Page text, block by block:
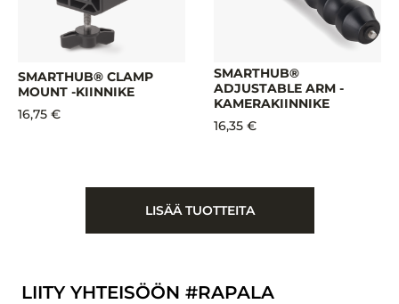
SMARTHUB® CLAMP
MOUNT -KIINNIKE
16,75 €
SMARTHUB®
ADJUSTABLE ARM -
KAMERAKIINNIKE
16,35 €
LISÄÄ TUOTTEITA
LIITY YHTEISÖÖN #RAPALA